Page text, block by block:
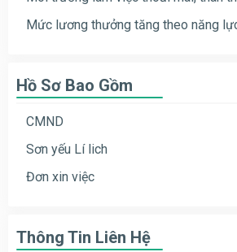
Mức lương thưởng tăng theo năng
Hồ Sơ Bao Gồm
CMND
Sơn yếu Lí lich
Đơn xin việc
Thông Tin Liên Hệ